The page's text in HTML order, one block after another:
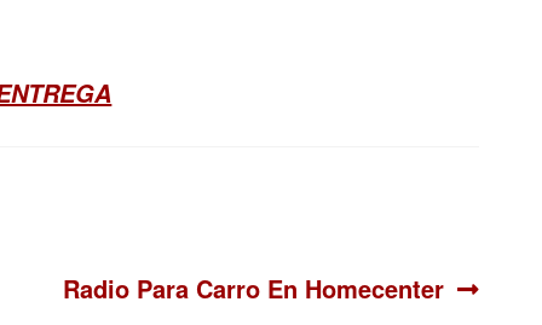
Siguiente:
Radio Para Carro En Homecenter